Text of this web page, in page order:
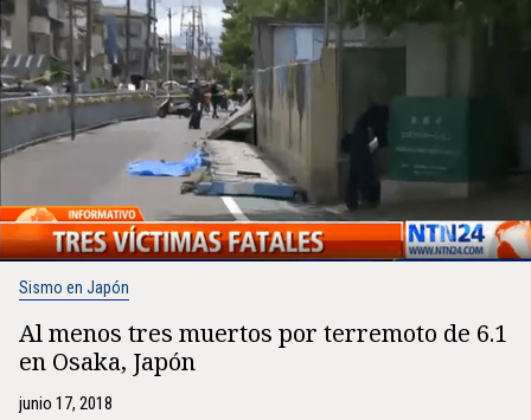
Sismo en Japón
Al menos tres muertos por terremoto de 6.1
en Osaka, Japón
junio 17, 2018